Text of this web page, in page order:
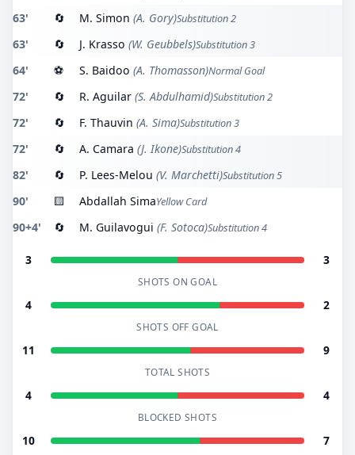
63' 🔄 M. Simon (A. Gory)Substitution 2
63' 🔄 J. Krasso (W. Geubbels)Substitution 3
64' ⚽ S. Baidoo (A. Thomasson)Normal Goal
72' 🔄 R. Aguilar (S. Abdulhamid)Substitution 2
72' 🔄 F. Thauvin (A. Sima)Substitution 3
72' 🔄 A. Camara (J. Ikone)Substitution 4
82' 🔄 P. Lees-Melou (V. Marchetti)Substitution 5
90' 🟨 Abdallah SimaYellow Card
90+4' 🔄 M. Guilavogui (F. Sotoca)Substitution 4
3 3
SHOTS ON GOAL
4 2
SHOTS OFF GOAL
11 9
TOTAL SHOTS
4 4
BLOCKED SHOTS
10 7